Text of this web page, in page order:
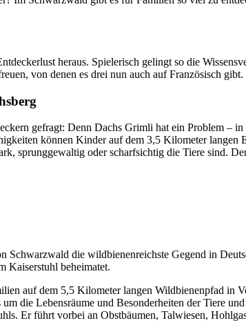
heraus. Spielerisch gelingt so die
von denen es drei nun auch auf Französisch gibt.
gefragt: Denn Dachs Grimli hat ein Problem –
können Kinder auf dem 3,5 Kilometer
sprunggewaltig oder scharfsichtig die Tiere sind.
Schwarzwald die wildbienenreichste Gegend in
Kaiserstuhl beheimatet.
auf dem 5,5 Kilometer langen Wildbienenpfad
die Lebensräume und Besonderheiten der Tiere
Er führt vorbei an Obstbäumen, Talwiesen,